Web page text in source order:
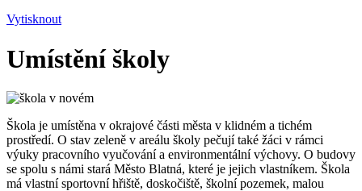
Vytisknout
Umístění školy
Škola je umístěna v okrajové části města v klidném a tichém
prostředí. O stav zeleně v areálu školy pečují také žáci v rámci
výuky pracovního vyučování a environmentální výchovy. O budovy
se spolu s námi stará Město Blatná, které je jejich vlastníkem. Škola
má vlastní sportovní hřiště, doskočiště, školní pozemek, malou